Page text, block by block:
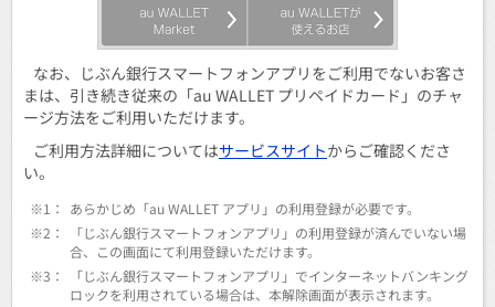
なお、じぶん銀行スマートフォンアプリをご利用でないお客さ
まは、引き続き従来の「au WALLET プリペイドカード」のチャ
ージ方法をご利用いただけます。
ご利用方法詳細についてはサービスサイトからご確認くださ
い。
※1：
あらかじめ「au WALLET アプリ」の利用登録が必要です。
※2：
「じぶん銀行スマートフォンアプリ」の利用登録が済んでいない場
合、この画面にて利用登録いただけます。
※3：
「じぶん銀行スマートフォンアプリ」でインターネットバンキング
ロックを利用されている場合は、本解除画面が表示されます。